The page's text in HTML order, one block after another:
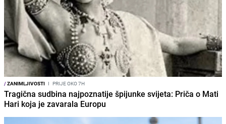
/ZANIMLJIVOSTI I PRIJE OKO 7H
Tragična sudbina najpoznatije špijunke svijeta: Priča o Mati
Hari koja je zavarala Europu